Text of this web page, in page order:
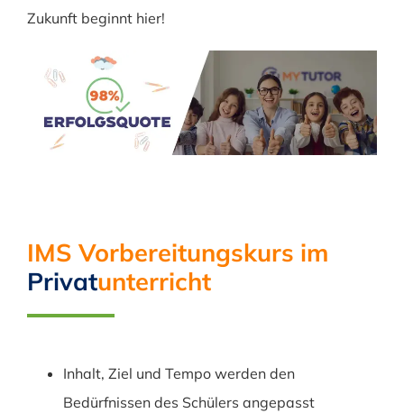
Zukunft beginnt hier!
IMS Vorbereitungskurs im
Privatunterricht
Inhalt, Ziel und Tempo werden den
Bedürfnissen des Schülers angepasst